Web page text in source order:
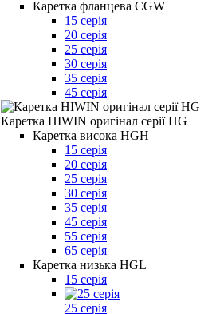
Каретка фланцева CGW
15 серія
20 серія
25 серія
30 серія
35 серія
45 серія
Каретка HIWIN оригінал серії HG
Каретка висока HGH
15 серія
20 серія
25 серія
30 серія
35 серія
45 серія
55 серія
65 серія
Каретка низька HGL
15 серія
25 серія